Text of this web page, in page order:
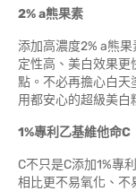
2% a熊果素
添加高濃度2% a熊
定性高、美白效果
點。不必再擔心白天
用都安心的超級美白
1%專利乙基維他命C
C不只是C添加1%專
相比更不易氧化、不